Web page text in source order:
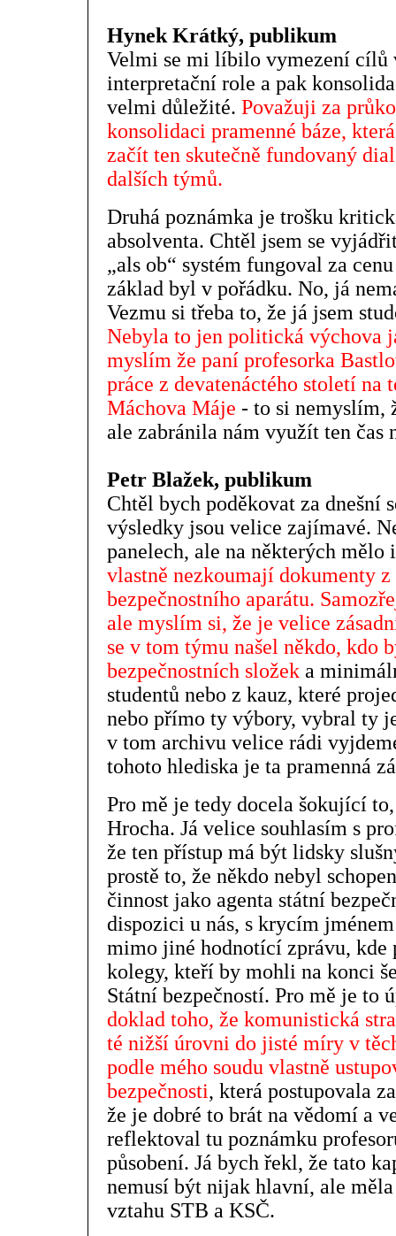
Hynek Krátký, publikum
Velmi se mi líbilo vymezení cílů
interpretační role a pak
velmi důležité. Považuji za
konsolidaci pramenné báze,
začít ten skutečně fundovaný
dalších týmů.
Druhá poznámka je trošku
absolventa. Chtěl jsem se
„als ob“ systém fungoval za
základ byl v pořádku. No, já
Vezmu si třeba to, že já jsem
Nebyla to jen politická výchova
myslím že paní profesorka
práce z devatenáctého století na
Máchova Máje - to si nemyslím,
ale zabránila nám využít ten čas
Petr Blažek, publikum
Chtěl bych poděkovat za dnešní
výsledky jsou velice zajímavé.
panelech, ale na některých
vlastně nezkoumají dokumenty z
bezpečnostního aparátu.
ale myslím si, že je velice
se v tom týmu našel někdo, kdo
bezpečnostních složek a
studentů nebo z kauz, které
nebo přímo ty výbory, vybral ty
v tom archivu velice rádi
tohoto hlediska je ta pramenná
Pro mě je tedy docela šokující
Hrocha. Já velice souhlasím s
že ten přístup má být lidsky
prostě to, že někdo nebyl
činnost jako agenta státní
dispozici u nás, s krycím
mimo jiné hodnotící zprávu, kde
kolegy, kteří by mohli na konci
Státní bezpečností. Pro mě je to
doklad toho, že komunistická
té nižší úrovni do jisté míry v
podle mého soudu vlastně
bezpečnosti, která postupovala
že je dobré to brát na vědomí a
reflektoval tu poznámku
působení. Já bych řekl, že tato
nemusí být nijak hlavní, ale
vztahu STB a KSČ.